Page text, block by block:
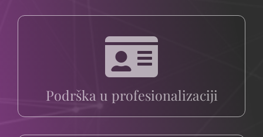
Podrška u profesionalizaciji